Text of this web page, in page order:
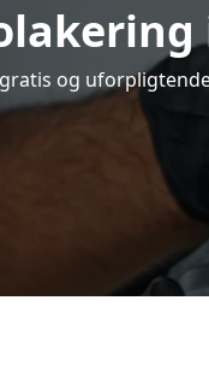
gratis og